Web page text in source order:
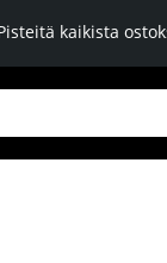
kaikista